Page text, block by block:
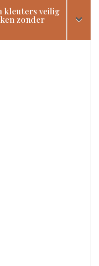
kleuters veilig
zonder